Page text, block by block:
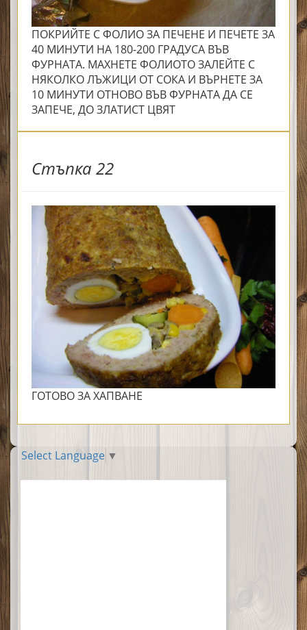
ПОКРИЙТЕ С ФОЛИО ЗА ПЕЧЕНЕ И ПЕЧЕТЕ ЗА
40 МИНУТИ НА 180-200 ГРАДУСА ВЪВ
ФУРНАТА. МАХНЕТЕ ФОЛИОТО ЗАЛЕЙТЕ С
НЯКОЛКО ЛЪЖИЦИ ОТ СОКА И ВЪРНЕТЕ ЗА
10 МИНУТИ ОТНОВО ВЪВ ФУРНАТА ДА СЕ
ЗАПЕЧЕ, ДО ЗЛАТИСТ ЦВЯТ
Стъпка 22
ГОТОВО ЗА ХАПВАНЕ
Select Language ▼